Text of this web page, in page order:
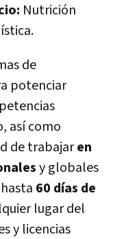
Nutrición
de
potenciar
así como
de trabajaren
y globales
60 días de
lugar del
y licencias